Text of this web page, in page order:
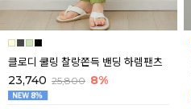
클로디 쿨링 찰랑쫀득 밴딩 하렘팬츠
23,740 25,800 8%